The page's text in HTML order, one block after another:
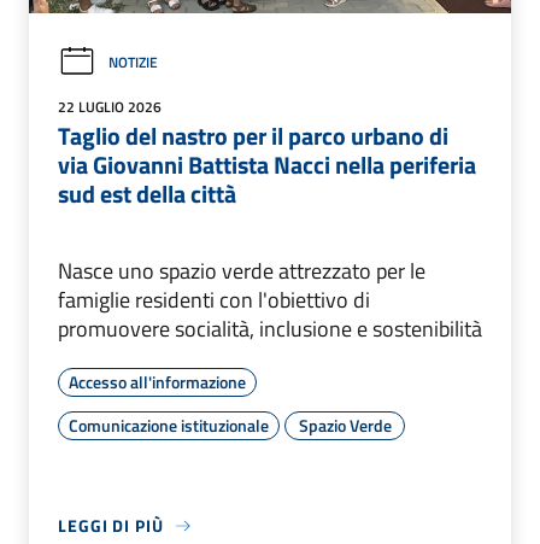
NOTIZIE
22 LUGLIO 2026
Taglio del nastro per il parco urbano di
via Giovanni Battista Nacci nella periferia
sud est della città
Nasce uno spazio verde attrezzato per le
famiglie residenti con l'obiettivo di
promuovere socialità, inclusione e sostenibilità
Accesso all'informazione
Comunicazione istituzionale
Spazio Verde
LEGGI DI PIÙ